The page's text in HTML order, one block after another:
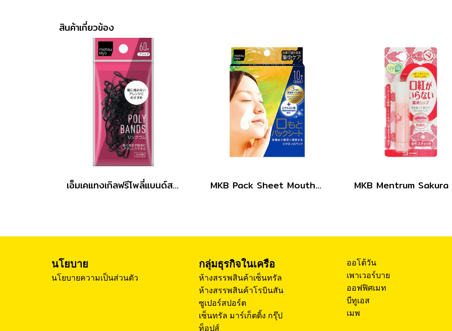
สินค้าเกี่ยวข้อง
เอ็มเคแทงเกิลฟรีโพลี่แบนด์สแบล็ค 60ชิ้น MKB Pack Sheet Mouth 10sheets
นโยบาย
นโยบายความเป็นส่วนตัว
กลุ่มธุรกิจในเครือ
ห้างสรรพสินค้าเซ็นทรัล
ห้างสรรพสินค้าโรบินสัน
ซูเปอร์สปอร์ต
เซ็นทรัล มาร์เก็ตติ้ง กรุ๊ป
ท็อปส์
ออโต้วัน
เพาเวอร์บาย
ออฟฟิศเมท
บีทูเอส
เมพ